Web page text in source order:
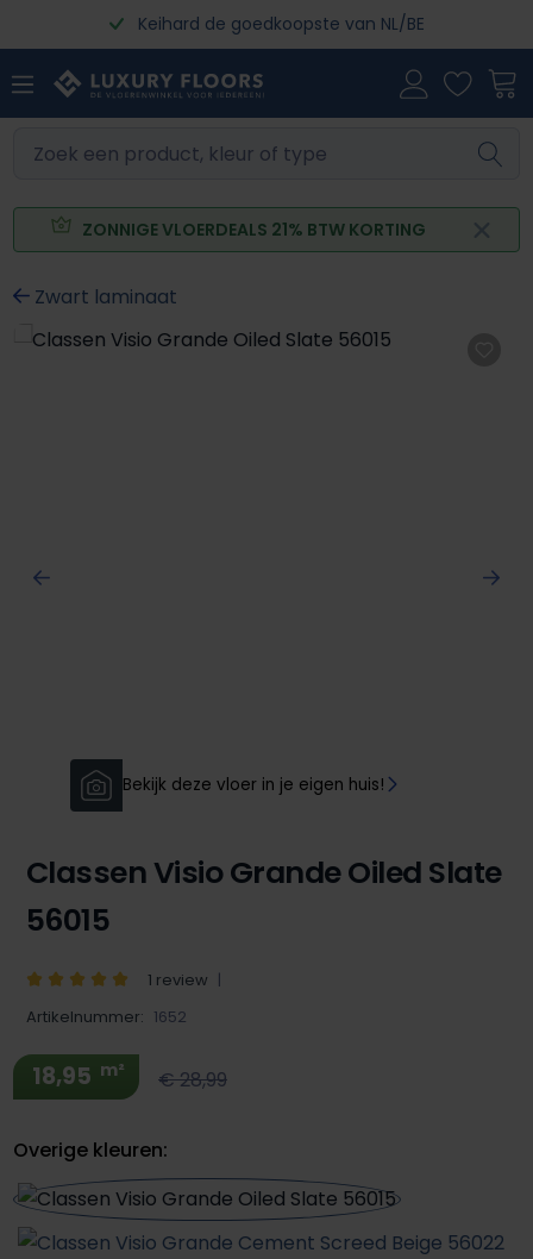
Ga naar de hoofdinhoudKeihard de goedkoopste van NL/BE
ZONNIGE VLOERDEALS 21% BTW KORTING
Zwart laminaat
Afbeeldingengalerij overslaan
Bekijk deze vloer in je eigen huis!
Classen Visio Grande Oiled Slate
56015
1 review
Artikelnummer: 1652
18,95 m² € 28,99
Overige kleuren: